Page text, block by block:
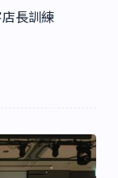
長訓練